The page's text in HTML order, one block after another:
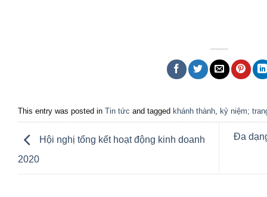
This entry was posted in Tin tức and tagged khánh thành kỷ niệm;
Hội nghị tổng kết hoạt động kinh doanh
2020
Đa